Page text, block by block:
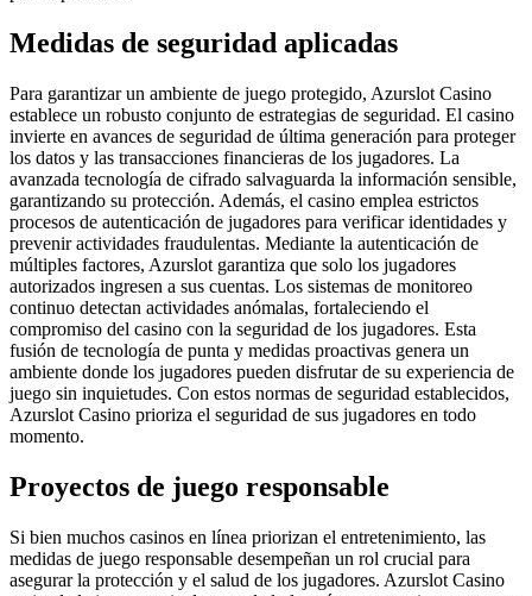
Medidas de seguridad aplicadas
Para garantizar un ambiente de juego protegido, Azurslot Casino
establece un robusto conjunto de estrategias de seguridad. El casino
invierte en avances de seguridad de última generación para proteger
los datos y las transacciones financieras de los jugadores. La
avanzada tecnología de cifrado salvaguarda la información sensible,
garantizando su protección. Además, el casino emplea estrictos
procesos de autenticación de jugadores para verificar identidades y
prevenir actividades fraudulentas. Mediante la autenticación de
múltiples factores, Azurslot garantiza que solo los jugadores
autorizados ingresen a sus cuentas. Los sistemas de monitoreo
continuo detectan actividades anómalas, fortaleciendo el
compromiso del casino con la seguridad de los jugadores. Esta
fusión de tecnología de punta y medidas proactivas genera un
ambiente donde los jugadores pueden disfrutar de su experiencia de
juego sin inquietudes. Con estos normas de seguridad establecidos,
Azurslot Casino prioriza el seguridad de sus jugadores en todo
momento.
Proyectos de juego responsable
Si bien muchos casinos en línea priorizan el entretenimiento, las
medidas de juego responsable desempeñan un rol crucial para
asegurar la protección y el salud de los jugadores. Azurslot Casino